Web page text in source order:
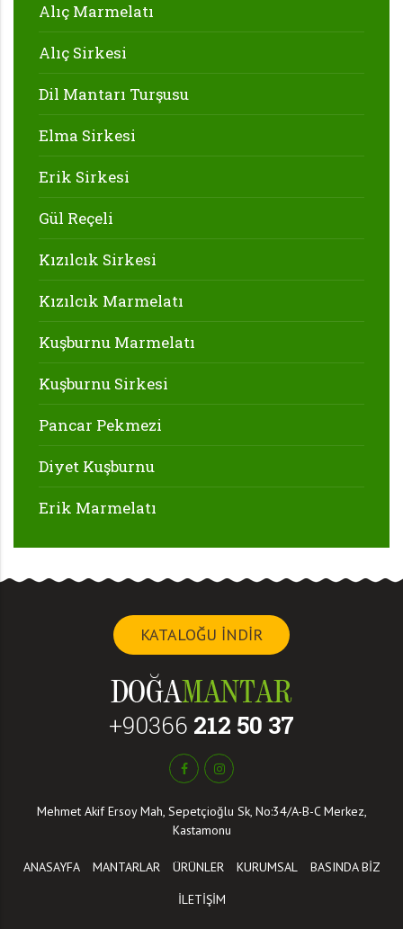
Alıç Marmelatı
Alıç Sirkesi
Dil Mantarı Turşusu
Elma Sirkesi
Erik Sirkesi
Gül Reçeli
Kızılcık Sirkesi
Kızılcık Marmelatı
Kuşburnu Marmelatı
Kuşburnu Sirkesi
Pancar Pekmezi
Diyet Kuşburnu
Erik Marmelatı
KATALOĞU İNDİR
+90366 212 50 37
Mehmet Akif Ersoy Mah, Sepetçioğlu Sk, No:34/A-B-C Merkez,
Kastamonu
ANASAYFA MANTARLAR ÜRÜNLER KURUMSAL
BASINDA BİZ
İLETİŞİM